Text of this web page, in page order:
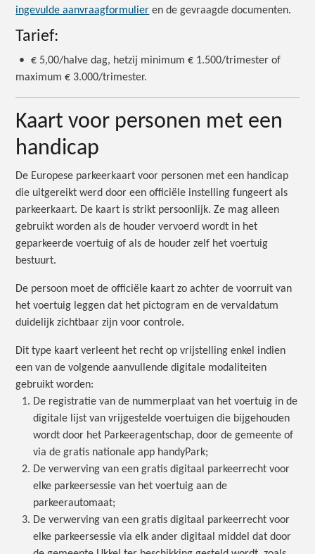
ingevulde aanvraagformulier en de gevraagde documenten.
Tarief:
•
€ 5,00/halve dag, hetzij minimum € 1.500/trimester of
maximum € 3.000/trimester.
Kaart voor personen met een
handicap
De Europese parkeerkaart voor personen met een handicap
die uitgereikt werd door een officiële instelling fungeert als
parkeerkaart. De kaart is strikt persoonlijk. Ze mag alleen
gebruikt worden als de houder vervoerd wordt in het
geparkeerde voertuig of als de houder zelf het voertuig
bestuurt.
De persoon moet de officiële kaart zo achter de voorruit van
het voertuig leggen dat het pictogram en de vervaldatum
duidelijk zichtbaar zijn voor controle.
Dit type kaart verleent het recht op vrijstelling enkel indien
een van de volgende aanvullende digitale modaliteiten
gebruikt worden:
De registratie van de nummerplaat van het voertuig in de
digitale lijst van vrijgestelde voertuigen die bijgehouden
wordt door het Parkeeragentschap, door de gemeente of
via de gratis nationale app handyPark;
De verwerving van een gratis digitaal parkeerrecht voor
elke parkeersessie van het voertuig aan de
parkeerautomaat;
De verwerving van een gratis digitaal parkeerrecht voor
elke parkeersessie via elk ander digitaal middel dat door